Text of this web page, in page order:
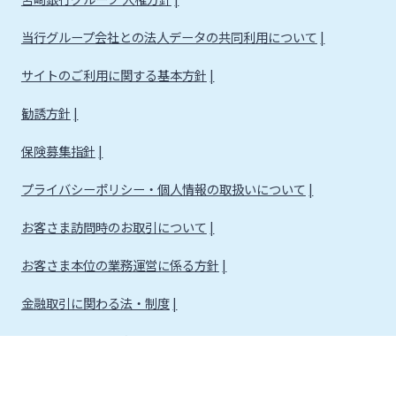
当行グループ会社との法人データの共同利用について
サイトのご利用に関する基本方針
勧誘方針
保険募集指針
プライバシーポリシー・個人情報の取扱いについて
お客さま訪問時のお取引について
お客さま本位の業務運営に係る方針
金融取引に関わる法・制度
金融取引に関わる方針